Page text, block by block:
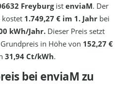
FreyburgistenviaM. Der
kostet 1.749,27 € im 1. Jahr bei
kWh/Jahr. Dieser Preis setzt
in Höhe von 152,27 €
31,94 Ct/kWh.
bei enviaMzu